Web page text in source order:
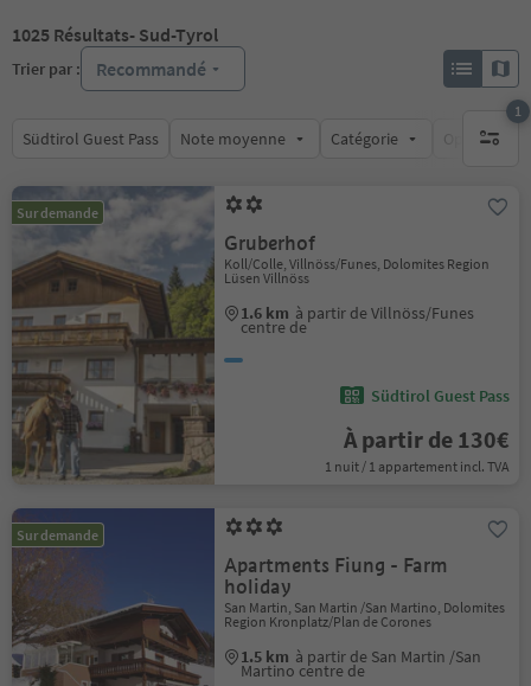
1025 Résultats- Sud-Tyrol
Trier par : Recommandé
Südtirol Guest Pass Note moyenne Catégorie Options de
1
1 filtre
Sur demande
Gruberhof
Koll/Colle, Villnöss/Funes, Dolomites Region
Lüsen Villnöss
1.6 km à partir de Villnöss/Funes
centre de
Südtirol Guest Pass
À partir de 130€
1 nuit / 1 appartement incl. TVA
Sur demande
Apartments Fiung - Farm
holiday
San Martin, San Martin /San Martino, Dolomites
Region Kronplatz/Plan de Corones
1.5 km à partir de San Martin /San
Martino centre de